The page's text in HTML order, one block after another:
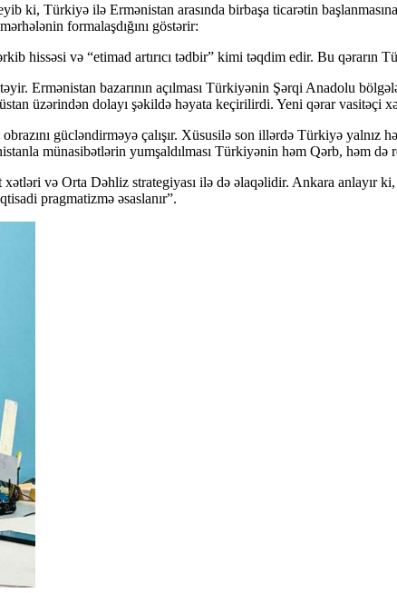
ki, Türkiyə ilə Ermənistan arasında birbaşa ticarətin
formalaşdığını göstərir:
hissəsi və “etimad artırıcı tədbir” kimi təqdim edir. Bu qərarın
Ermənistan bazarının açılması Türkiyənin Şərqi Anadolu
üzərindən dolayı şəkildə həyata keçirilirdi. Yeni qərar vasitəçi
gücləndirməyə çalışır. Xüsusilə son illərdə Türkiyə
münasibətlərin yumşaldılması Türkiyənin həm Qərb, həm də
və Orta Dəhliz strategiyası ilə də əlaqəlidir. Ankara anlayır
pragmatizmə əsaslanır”.